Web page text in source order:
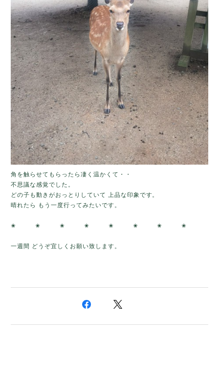
角を触らせてもらったら凄く温かくて・・
不思議な感覚でした。
どの子も動きがおっとりしていて 上品な印象です。
晴れたら もう一度行ってみたいです。
✬ ✬ ✬ ✬ ✬ ✬ ✬ ✬
一週間 どうぞ宜しくお願い致します。